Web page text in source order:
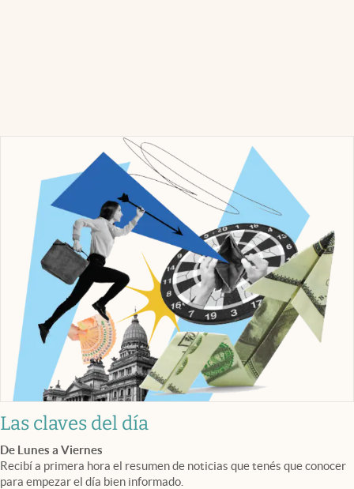
Las claves del día
De Lunes a Viernes
Recibí a primera hora el resumen de noticias que tenés que conocer
para empezar el día bien informado.